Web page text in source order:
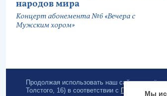
народов мира
Концерт абонемента №6 «Вечера с
Мужским хором»
Продолжая использовать наш сайт, вы
Толстого, 16) в соответствии с Политикой
Мы